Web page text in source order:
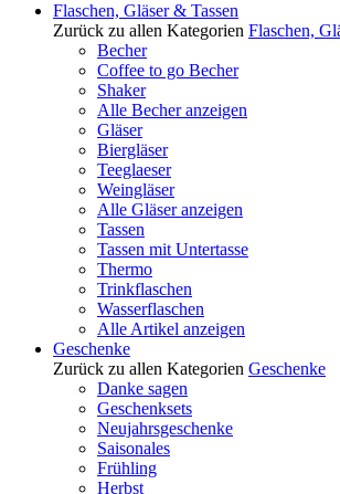
Flaschen, Gläser & Tassen
Zurück zu allen Kategorien Flaschen,
Becher
Coffee to go Becher
Shaker
Alle Becher anzeigen
Gläser
Biergläser
Teeglaeser
Weingläser
Alle Gläser anzeigen
Tassen
Tassen mit Untertasse
Thermo
Trinkflaschen
Wasserflaschen
Alle Artikel anzeigen
Geschenke
Zurück zu allen Kategorien Geschenke
Danke sagen
Geschenksets
Neujahrsgeschenke
Saisonales
Frühling
Herbst